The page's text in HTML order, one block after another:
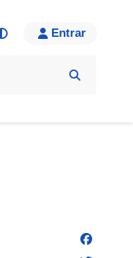
Entrar